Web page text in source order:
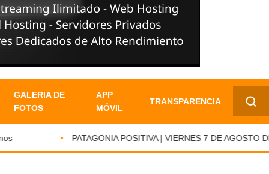
GALERIA DE
FOTOS
APP
MÓVIL
TRANSPARENCIA
✕
PATAGONIA POSITIVA | VIERNES 7 DE AGOSTO DE